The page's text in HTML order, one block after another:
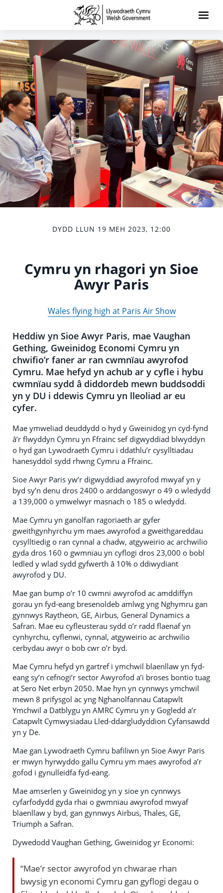
DYDD LLUN 19 MEH 2023, 12:00
Cymru yn rhagori yn Sioe
Awyr Paris
Wales flying high at Paris Air Show
Heddiw yn Sioe Awyr Paris, mae Vaughan
Gething, Gweinidog Economi Cymru yn
chwifio’r faner ar ran cwmnïau awyrofod
Cymru. Mae hefyd yn achub ar y cyfle i hybu
cwmnïau sydd â diddordeb mewn buddsoddi
yn y DU i ddewis Cymru yn lleoliad ar eu
cyfer.
Mae ymweliad deuddydd o hyd y Gweinidog yn cyd-fynd
â’r flwyddyn Cymru yn Ffrainc sef digwyddiad blwyddyn
o hyd gan Lywodraeth Cymru i ddathlu’r cysylltiadau
hanesyddol sydd rhwng Cymru a Ffrainc.
Sioe Awyr Paris yw’r digwyddiad awyrofod mwyaf yn y
byd sy’n denu dros 2400 o arddangoswyr o 49 o wledydd
a 139,000 o ymwelwyr masnach o 185 o wledydd.
Mae Cymru yn ganolfan ragoriaeth ar gyfer
gweithgynhyrchu ym maes awyrofod a gweithgareddau
cysylltiedig o ran cynnal a chadw, atgyweirio ac archwilio
gyda dros 160 o gwmnïau yn cyflogi dros 23,000 o bobl
ledled y wlad sydd gyfwerth â 10% o ddiwydiant
awyrofod y DU.
Mae gan bump o’r 10 cwmni awyrofod ac amddiffyn
gorau yn fyd-eang bresenoldeb amlwg yng Nghymru gan
gynnwys Raytheon, GE, Airbus, General Dynamics a
Safran. Mae eu cyfleusterau sydd o’r radd flaenaf yn
cynhyrchu, cyflenwi, cynnal, atgyweirio ac archwilio
cerbydau awyr o bob cwr o’r byd.
Mae Cymru hefyd yn gartref i ymchwil blaenllaw yn fyd-
eang sy’n cefnogi’r sector Awyrofod a’i broses bontio tuag
at Sero Net erbyn 2050. Mae hyn yn cynnwys ymchwil
mewn 8 prifysgol ac yng Nghanolfannau Catapwlt
Ymchwil a Datblygu yn AMRC Cymru yn y Gogledd a’r
Catapwlt Cymwysiadau Lled-ddargludyddion Cyfansawdd
yn y De.
Mae gan Lywodraeth Cymru bafiliwn yn Sioe Awyr Paris
er mwyn hyrwyddo gallu Cymru ym maes awyrofod a’r
gofod i gynulleidfa fyd-eang.
Mae amserlen y Gweinidog yn y sioe yn cynnwys
cyfarfodydd gyda rhai o gwmnïau awyrofod mwyaf
blaenllaw y byd, gan gynnwys Airbus, Thales, GE,
Triumph a Safran.
Dywedodd Vaughan Gething, Gweinidog yr Economi:
“Mae’r sector awyrofod yn chwarae rhan
bwysig yn economi Cymru gan gyflogi degau o